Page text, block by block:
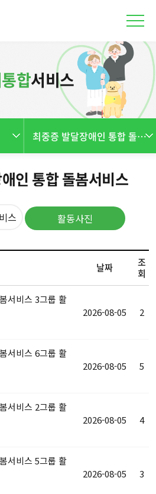
합서비스
최중증 발달장애인 통합 돌봄서비스
인 통합 돌봄서비스
스 활동사진
날짜
조
회
서비스 3그룹 활
2026-08-05 2
서비스 6그룹 활
2026-08-05 5
서비스 2그룹 활
2026-08-05 4
서비스 5그룹 활
2026-08-05 3